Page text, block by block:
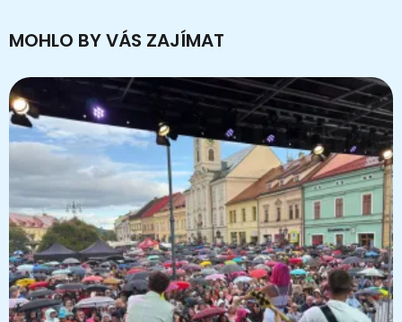
MOHLO BY VÁS ZAJÍMAT